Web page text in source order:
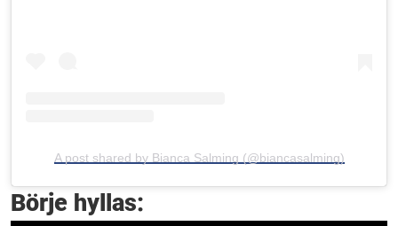
A post shared by Bianca Salming (@biancasalming)
Börje hyllas: